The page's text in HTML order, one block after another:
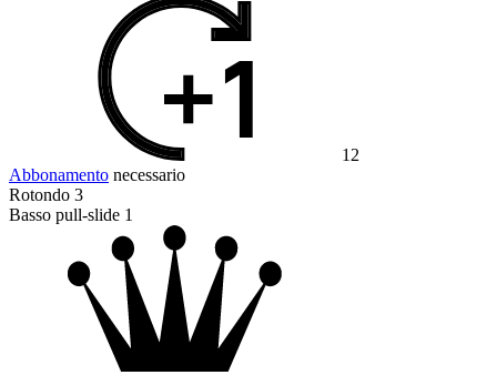
12
Abbonamento necessario
Rotondo 3
Basso pull-slide 1